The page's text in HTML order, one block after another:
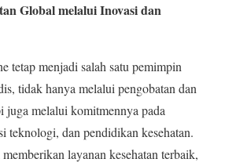
Global melalui Inovasi dan
tetap menjadi salah satu pemimpin
tidak hanya melalui pengobatan dan
juga melalui komitmennya pada
teknologi, dan pendidikan kesehatan.
layanan kesehatan terbaik,